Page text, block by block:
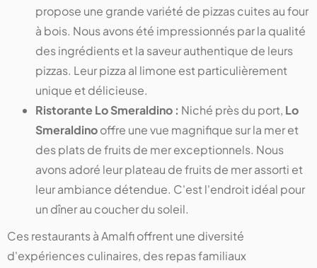
propose une grande variété de pizzas cuites au four
à bois. Nous avons été impressionnés par la qualité
des ingrédients et la saveur authentique de leurs
pizzas. Leur pizza al limone est particulièrement
unique et délicieuse.
Ristorante Lo Smeraldino : Niché près du port, Lo
Smeraldinooffre une vue magnifique sur la mer et
des plats de fruits de mer exceptionnels. Nous
avons adoré leur plateau de fruits de mer assorti et
leur ambiance détendue. C'est l'endroit idéal pour
un dîner au coucher du soleil.
Ces restaurants à Amalfi offrent une diversité
d'expériences culinaires, des repas familiaux